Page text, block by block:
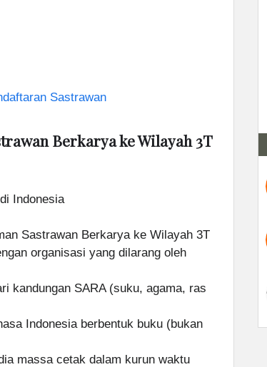
Sastrawan
Berkarya ke Wilayah 3T
Indonesia
Sastrawan Berkarya ke Wilayah 3T
organisasi yang dilarang oleh
kandungan SARA (suku, agama, ras
Indonesia berbentuk buku (bukan
massa cetak dalam kurun waktu